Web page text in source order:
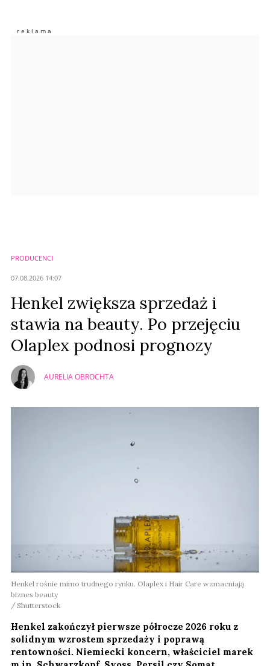
Imię (Wymagane)
PRODUCENCI
07.08.2026 14:07
Henkel zwiększa sprzedaż i
stawia na beauty. Po przejęciu
Olaplex podnosi prognozy
AURELIA OBROCHTA
Henkel rośnie mimo trudnego rynku. Olaplex i Hair Care wzmacniają
biznes beauty
Shutterstock
Henkel zakończył pierwsze półrocze 2026 roku z
solidnym wzrostem sprzedaży i poprawą
rentowności. Niemiecki koncern, właściciel marek